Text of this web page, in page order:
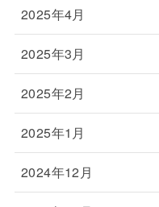
2025年4月
2025年3月
2025年2月
2025年1月
2024年12月